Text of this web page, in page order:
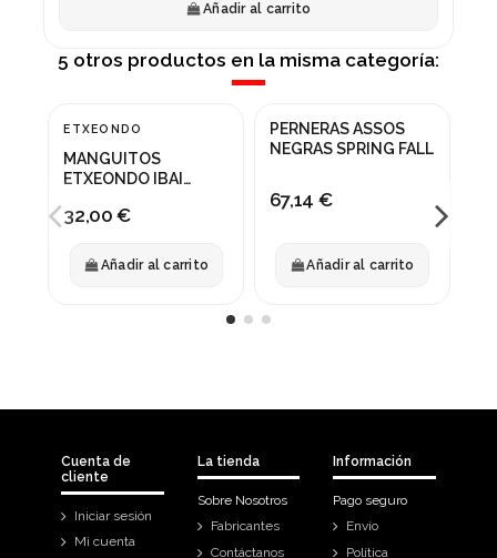
Añadir al carrito
5 otros productos en la misma categoría:
ETXEONDO
MANGUITOS
ETXEONDO IBAI
32,00 €
Añadir al carrito
PERNERAS ASSOS
NEGRAS SPRING FALL
67,14 €
Añadir al carrito
Cuenta de
cliente
Iniciar sesión
Mi cuenta
La tienda
Sobre Nosotros
Fabricantes
Contáctanos
Información
Pago seguro
Envío
Política